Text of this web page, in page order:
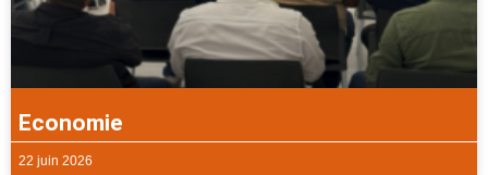
Economie
22 juin 2026